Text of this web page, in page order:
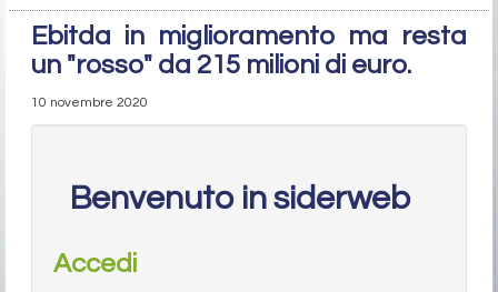
Ebitda in miglioramento ma resta
un "rosso" da 215 milioni di euro.
10 novembre 2020
Benvenuto in siderweb
Accedi